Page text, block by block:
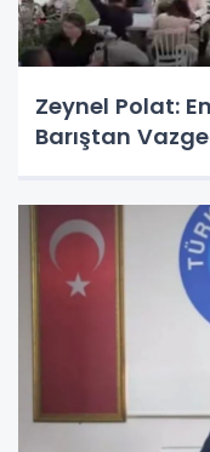
Zeynel Polat:
Barıştan